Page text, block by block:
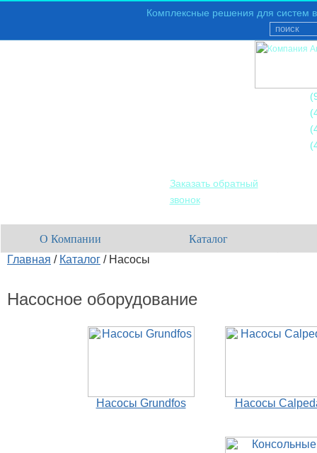
Комплексные решения для систем
Заказать обратный
звонок
О Компании
Каталог
Главная / Каталог / Насосы
Насосное оборудование
Насосы Grundfos Насосы